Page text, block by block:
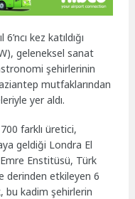
kez katıldığı
geleneksel sanat
şehirlerinin
mutfaklarından
yer aldı.
farklı üretici,
geldiği Londra El
Enstitüsü, Türk
derinden etkileyen 6
bu kadim şehirlerin